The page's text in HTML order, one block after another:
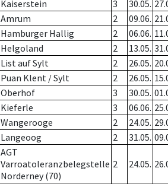
Kaiserstein 3 30.05.
Amrum 2 09.06.
Hamburger Hallig 2 06.06.
Helgoland 2 13.05.
List auf Sylt 2 26.05.
Puan Klent / Sylt 2 26.05.
Oberhof 3 30.05.
Kieferle 3 06.06.
Wangerooge 2 24.05.
Langeoog 2 31.05.
AGT
Varroatoleranzbelegstelle
Norderney (70)
2 24.05.